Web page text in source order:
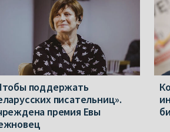
поддержать
писательниц».
премия Евы